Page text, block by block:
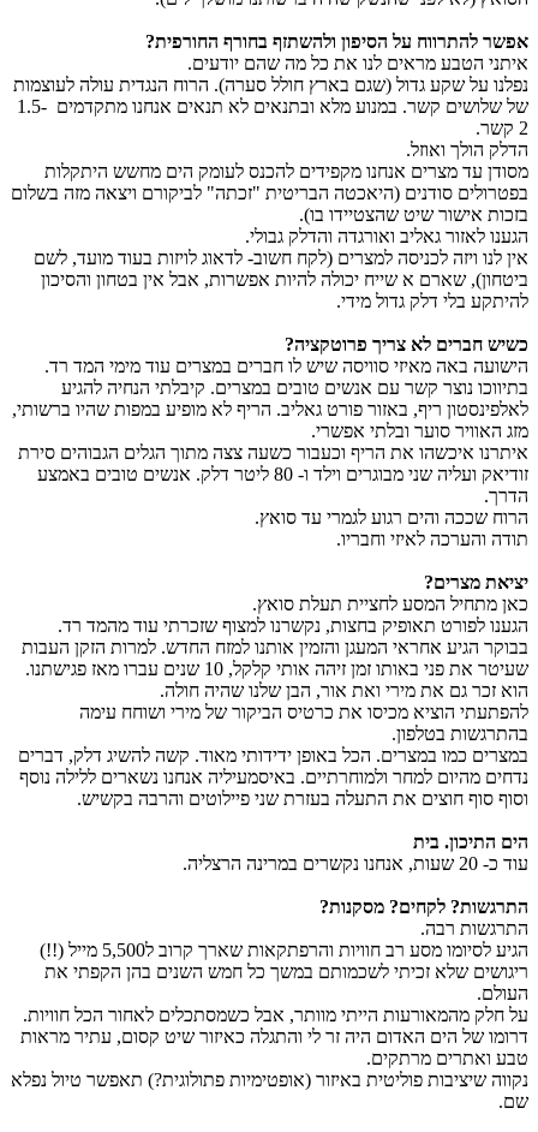
אפשר להתרווח על הסיפון ולהשתזף בחורף החורפית?
איתני הטבע מראים לנו את כל מה שהם יודעים.
נפלנו על שקע גדול (שגם בארץ חולל סערה). הרוח הנגדית עולה לעוצמות
של שלושים קשר. במנוע מלא ובתנאים לא תנאים אנחנו מתקדמים 1.5-
2 קשר.
הדלק הולך ואוזל.
מסודן עד מצרים אנחנו מקפידים להכנס לעומק הים מחשש היתקלות
בפטרולים סודנים (היאכטה הבריטית "זכתה" לביקורם ויצאה מזה בשלום
בזכות אישור שיט שהצטיידו בו).
הגענו לאזור גאליב ואורגדה והדלק גבולי.
אין לנו ויזה לכניסה למצרים (לקח חשוב- לדאוג לויזות בעוד מועד, לשם
ביטחון), שארם א שייח יכולה להיות אפשרות, אבל אין בטחון והסיכון
להיתקע בלי דלק גדול מידי.
כשיש חברים לא צריך פרוטקציה?
הישועה באה מאיזי סוויסה שיש לו חברים במצרים עוד מימי המד רד.
בתיווכו נוצר קשר עם אנשים טובים במצרים. קיבלתי הנחיה להגיע
לאלפינסטון ריף, באזור פורט גאליב. הריף לא מופיע במפות שהיו ברשותי,
מזג האוויר סוער ובלתי אפשרי.
איתרנו איכשהו את הריף וכעבור כשעה צצה מתוך הגלים הגבוהים סירת
זודיאק ועליה שני מבוגרים וילד ו- 80 ליטר דלק. אנשים טובים באמצע
הדרך.
הרוח שככה והים רגוע לגמרי עד סואץ.
תודה והערכה לאיזי וחבריו.
יציאת מצרים?
כאן מתחיל המסע לחציית תעלת סואץ.
הגענו לפורט תאופיק בחצות, נקשרנו למצוף שזכרתי עוד מהמד רד.
בבוקר הגיע אחראי המעגן והזמין אותנו למזח החדש. למרות הזקן העבות
שעיטר את פני באותו זמן זיהה אותי קלקל, 10 שנים עברו מאז פגישתנו.
הוא זכר גם את מירי ואת אור, הבן שלנו שהיה חולה.
להפתעתי הוציא מכיסו את כרטיס הביקור של מירי ושוחח עימה
בהתרגשות בטלפון.
במצרים כמו במצרים. הכל באופן ידידותי מאוד. קשה להשיג דלק, דברים
נדחים מהיום למחר ולמוחרתיים. באיסמעיליה אנחנו נשארים ללילה נוסף
וסוף סוף חוצים את התעלה בעזרת שני פיילוטים והרבה בקשיש.
הים התיכון. בית
עוד כ- 20 שעות, אנחנו נקשרים במרינה הרצליה.
התרגשות? לקחים? מסקנות?
התרגשות רבה.
הגיע לסיומו מסע רב חוויות והרפתקאות שארך קרוב ל5,500 מייל (!!)
ריגושים שלא זכיתי לשכמותם במשך כל חמש השנים בהן הקפתי את
העולם.
על חלק מהמאורעות הייתי מוותר, אבל כשמסתכלים לאחור הכל חוויות.
דרומו של הים האדום היה זר לי והתגלה כאיזור שיט קסום, עתיר מראות
טבע ואתרים מרתקים.
נקווה שיציבות פוליטית באיזור (אופטימיות פתולוגית?) תאפשר טיול נפלא
שם.